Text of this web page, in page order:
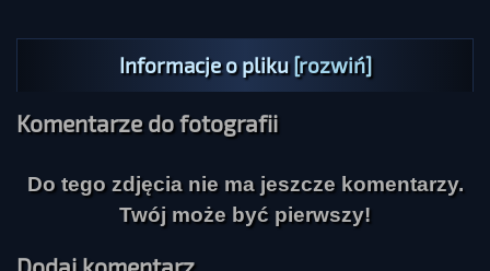
Informacje o pliku[rozwiń]
Komentarze do fotografii
Do tego zdjęcia nie ma jeszcze komentarzy.
Twój może być pierwszy!